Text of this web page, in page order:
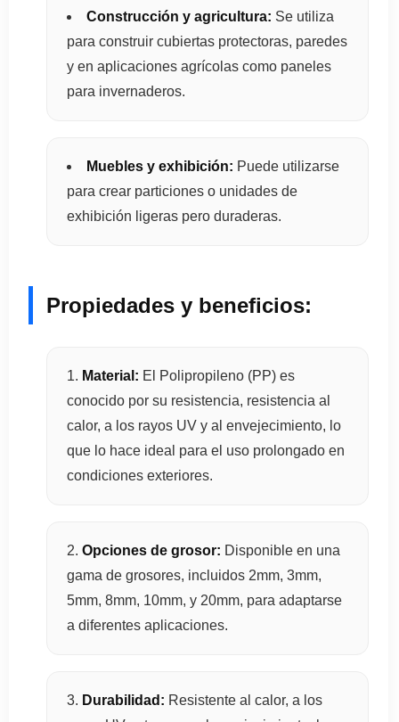
Construcción y agricultura: Se utiliza
para construir cubiertas protectoras, paredes
y en aplicaciones agrícolas como paneles
para invernaderos.
Muebles y exhibición: Puede utilizarse
para crear particiones o unidades de
exhibición ligeras pero duraderas.
Propiedades y beneficios:
Material: El Polipropileno (PP) es
conocido por su resistencia, resistencia al
calor, a los rayos UV y al envejecimiento, lo
que lo hace ideal para el uso prolongado en
condiciones exteriores.
Opciones de grosor: Disponible en una
gama de grosores, incluidos 2mm, 3mm,
5mm, 8mm, 10mm, y 20mm, para adaptarse
a diferentes aplicaciones.
Durabilidad: Resistente al calor, a los